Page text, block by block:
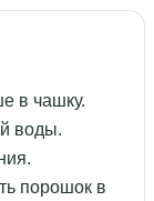
в чашку.
воды.
порошок в